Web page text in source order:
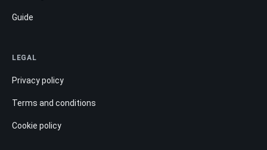
Guide
LEGAL
Privacy policy
Terms and conditions
Cookie policy